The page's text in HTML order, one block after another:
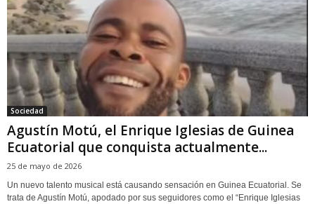
Sociedad
Agustín Motú, el Enrique Iglesias de Guinea
Ecuatorial que conquista actualmente...
25 de mayo de 2026
Un nuevo talento musical está causando sensación en Guinea Ecuatorial. Se
trata de Agustín Motú, apodado por sus seguidores como el “Enrique Iglesias